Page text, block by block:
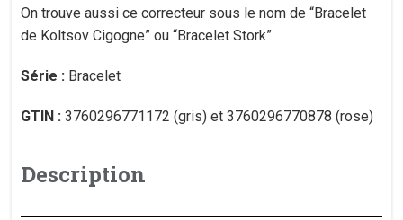
On trouve aussi ce correcteur sous le nom de “Bracelet
de Koltsov Cigogne” ou “Bracelet Stork”.
Série : Bracelet
GTIN :3760296771172 (gris) et 3760296770878 (rose)
Description